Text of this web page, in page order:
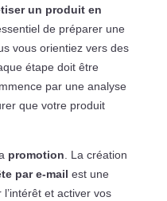
un produit en
de préparer une
vous orientiez vers des
étape doit être
par une analyse
que votre produit
promotion. La création
par e-mail est une
et activer vos